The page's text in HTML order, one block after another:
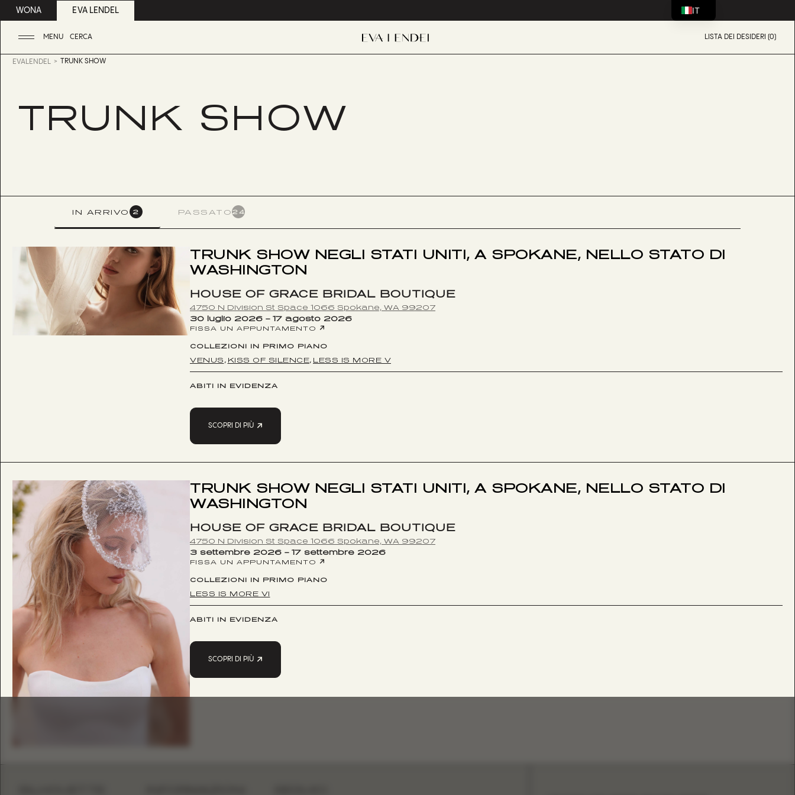
WONA EVA LENDEL
MENU CERCA LISTA DEI DESIDERI (0)
EVALENDEL TRUNK SHOW
TRUNK SHOW
IN ARRIVO 2 PASSATO24
TRUNK SHOW NEGLI STATI UNITI, A SPOKANE, NELLO STATO DI
WASHINGTON
HOUSE OF GRACE BRIDAL BOUTIQUE
4750 N Division St Space 1066 Spokane, WA 99207
30 luglio 2026 – 17 agosto 2026
FISSA UN APPUNTAMENTO
COLLEZIONI IN PRIMO PIANO
VENUS , KISS OF SILENCE, LESS IS MORE V
ABITI IN EVIDENZA
SCOPRI DI PIÙ
TRUNK SHOW NEGLI STATI UNITI, A SPOKANE, NELLO STATO DI
WASHINGTON
HOUSE OF GRACE BRIDAL BOUTIQUE
4750 N Division St Space 1066 Spokane, WA 99207
3 settembre 2026 – 17 settembre 2026
FISSA UN APPUNTAMENTO
COLLEZIONI IN PRIMO PIANO
LESS IS MORE VI
ABITI IN EVIDENZA
SCOPRI DI PIÙ
IT